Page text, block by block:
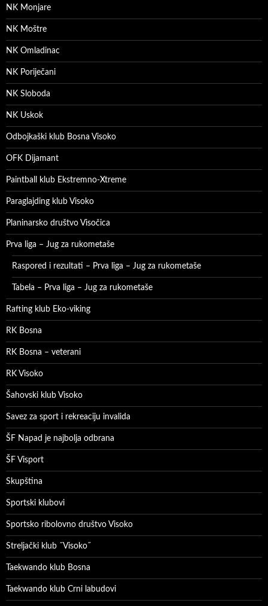
NK Monjare
NK Moštre
NK Omladinac
NK Poriječani
NK Sloboda
NK Uskok
Odbojkaški klub Bosna Visoko
OFK Dijamant
Paintball klub Ekstremno-Xtreme
Paraglajding klub Visoko
Planinarsko društvo Visočica
Prva liga – Jug za rukometaše
Raspored i rezultati – Prva liga – Jug za rukometaše
Tabela – Prva liga – Jug za rukometaše
Rafting klub Eko-viking
RK Bosna
RK Bosna – veterani
RK Visoko
Šahovski klub Visoko
Savez za sport i rekreaciju invalida
ŠF Napad je najbolja odbrana
ŠF Visport
Skupština
Sportski klubovi
Sportsko ribolovno društvo Visoko
Streljački klub ˝Visoko˝
Taekwando klub Bosna
Taekwando klub Crni labudovi